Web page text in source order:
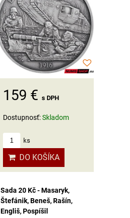
159 € s DPH
Dostupnosť:Skladom
ks
DO KOŠÍKA
Sada 20 Kč - Masaryk,
Štefánik, Beneš, Rašín,
Engliš, Pospíšil